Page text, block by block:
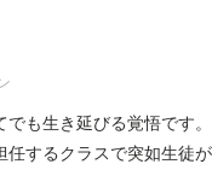
でも生き延びる覚悟で
任するクラスで突如生